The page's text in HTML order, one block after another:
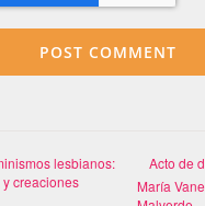
lesbianos:
creaciones
Acto de
María